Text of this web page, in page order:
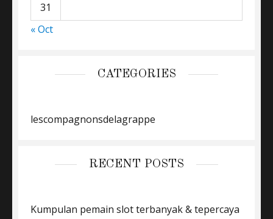
31
« Oct
CATEGORIES
lescompagnonsdelagrappe
RECENT POSTS
Kumpulan pemain slot terbanyak & tepercaya